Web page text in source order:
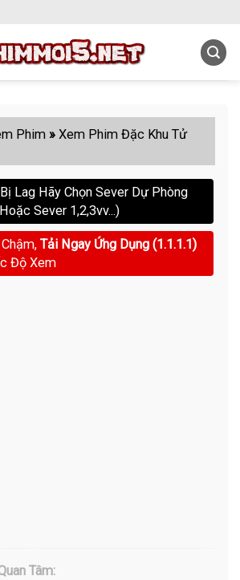
Phim »Xem Phim Đặc Khu Tử
Lag Hãy Chọn Sever Dự Phòng
Sever 1,2,3vv...)
Tải Ngay Ứng Dụng (1.1.1.1)
Độ Xem
Tâm: